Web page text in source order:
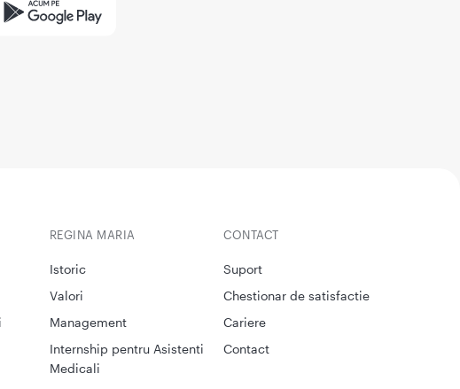
CONTACT
Suport
Chestionar de satisfactie
Cariere
Contact
REGINA MARIA
Istoric
Valori
Management
Internship pentru Asistenti
Medicali